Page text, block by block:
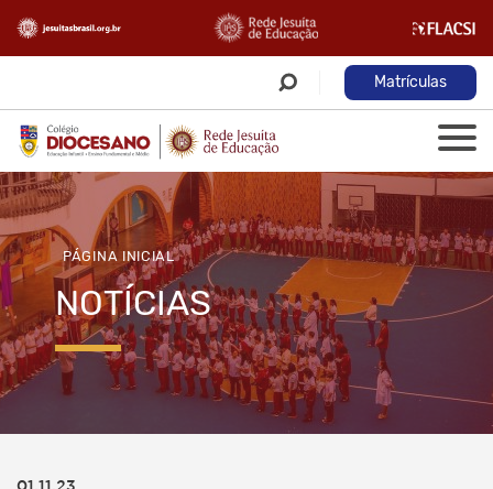
Matrículas
PÁGINA INICIAL
NOTÍCIAS
01.11.23